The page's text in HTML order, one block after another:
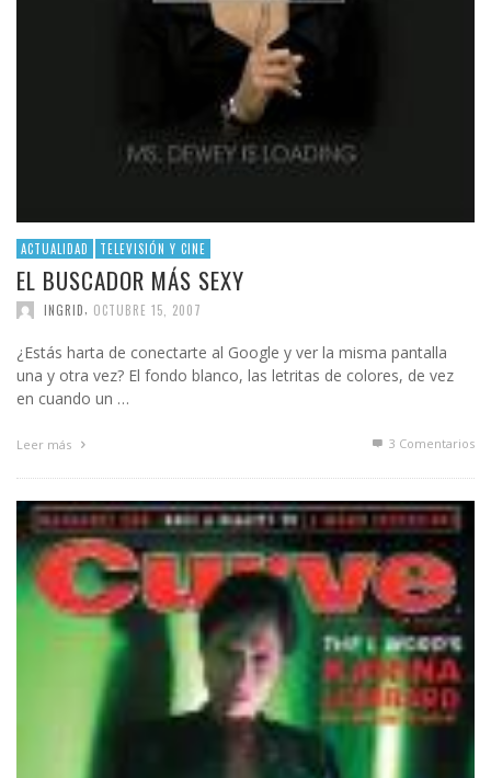
ACTUALIDAD TELEVISIÓN Y CINE
EL BUSCADOR MÁS SEXY
INGRID OCTUBRE 15, 2007
¿Estás harta de conectarte al Google y ver la misma pantalla
una y otra vez? El fondo blanco, las letritas de colores, de vez
en cuando un …
Leer más 3 Comentarios